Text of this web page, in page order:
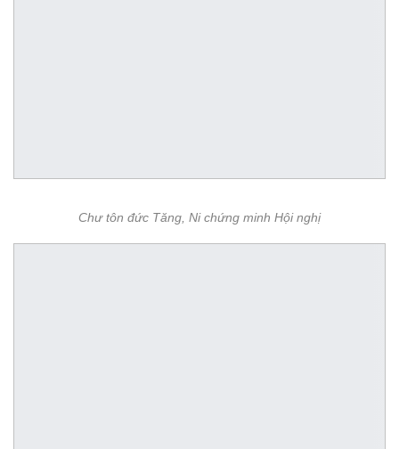
Chư tôn đức Tăng, Ni chứng minh Hội nghị